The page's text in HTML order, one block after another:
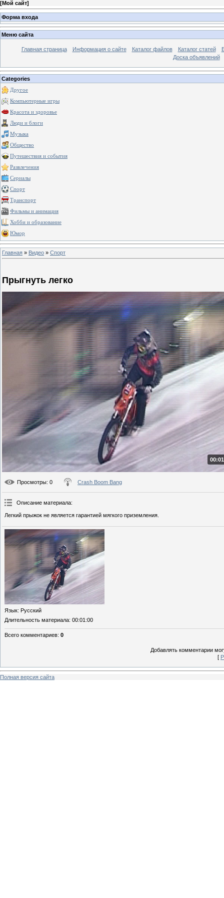
[Мой сайт]
Форма входа
Меню сайта
Главная страница Информация о сайте Каталог файлов Каталог статей
Доска объявлений
Categories
Другое
Компьютерные игры
Красота и здоровье
Люди и блоги
Музыка
Общество
Путешествия и события
Развлечения
Сериалы
Спорт
Транспорт
Фильмы и анимация
Хобби и образование
Юмор
Главная » Видео » Спорт
Прыгнуть легко
Просмотры: 0 Crash Boom Bang
Описание материала:
Легкий прыжок не является гарантией мягкого приземления.
Язык: Русский
Длительность материала: 00:01:00
Всего комментариев: 0
Добавлять комментарии
[
Полная версия сайта